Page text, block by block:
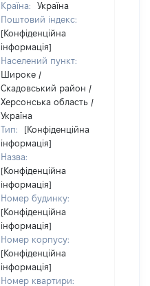
Країна:
Україна
Поштовий індекс:
[Конфіденційна
інформація]
Населений пункт:
Широке /
Скадовський район /
Херсонська область /
Україна
Тип:
[Конфіденційна
інформація]
Назва:
[Конфіденційна
інформація]
Номер будинку:
[Конфіденційна
інформація]
Номер корпусу:
[Конфіденційна
інформація]
Номер квартири: